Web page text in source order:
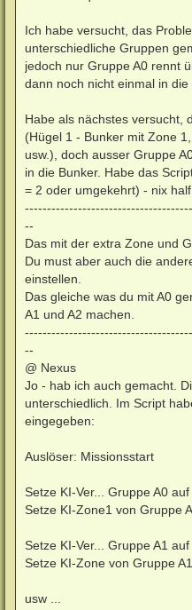
Ich habe versucht, das
unterschiedliche Gruppen
jedoch nur Gruppe A0 rennt
dann noch nicht einmal in die
Habe als nächstes versucht,
(Hügel 1 - Bunker mit Zone
usw.), doch ausser Gruppe
in die Bunker. Habe das
= 2 oder umgekehrt) - nix
--
Das mit der extra Zone und
Du must aber auch die
einstellen.
Das gleiche was du mit A0
A1 und A2 machen.
--
@ Nexus
Jo - hab ich auch gemacht.
unterschiedlich. Im Script
eingegeben:
Auslöser: Missionsstart
Setze KI-Ver... Gruppe A0
Setze KI-Zone1 von Gruppe
Setze KI-Ver... Gruppe A1
Setze KI-Zone von Gruppe
usw ...